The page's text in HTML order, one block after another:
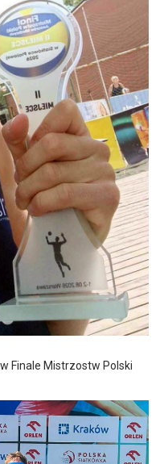
Finale Mistrzostw Polski